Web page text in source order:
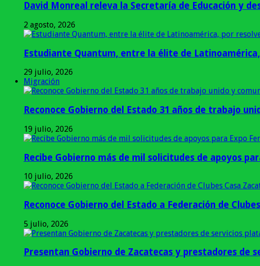
David Monreal releva la Secretaría de Educación y
2 agosto, 2026
Estudiante Quantum, entre la élite de
29 julio, 2026
Migración
Reconoce Gobierno del Estado 31 años de trabajo
19 julio, 2026
Recibe Gobierno más de mil solicitudes de apoyos
10 julio, 2026
Reconoce Gobierno del Estado a Federación de
5 julio, 2026
Presentan Gobierno de Zacatecas y prestadores de